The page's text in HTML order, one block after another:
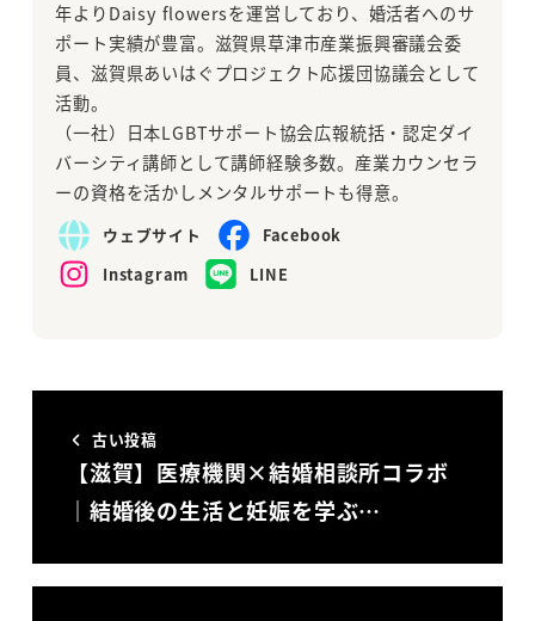
年よりDaisy flowersを運営しており、婚活者へのサ
ポート実績が豊富。滋賀県草津市産業振興審議会委
員、滋賀県あいはぐプロジェクト応援団協議会として
活動。
（一社）日本LGBTサポート協会広報統括・認定ダイ
バーシティ講師として講師経験多数。産業カウンセラ
ーの資格を活かしメンタルサポートも得意。
ウェブサイト
Facebook
Instagram
LINE
古い投稿
【滋賀】医療機関×結婚相談所コラボ
｜結婚後の生活と妊娠を学ぶ…